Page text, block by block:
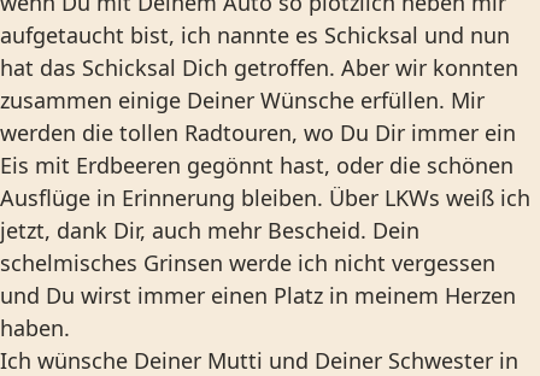
aufgetaucht bist, ich nannte es Schicksal und nun
hat das Schicksal Dich getroffen. Aber wir konnten
zusammen einige Deiner Wünsche erfüllen. Mir
werden die tollen Radtouren, wo Du Dir immer ein
Eis mit Erdbeeren gegönnt hast, oder die schönen
Ausflüge in Erinnerung bleiben. Über LKWs weiß ich
jetzt, dank Dir, auch mehr Bescheid. Dein
schelmisches Grinsen werde ich nicht vergessen
und Du wirst immer einen Platz in meinem Herzen
haben.
Ich wünsche Deiner Mutti und Deiner Schwester in